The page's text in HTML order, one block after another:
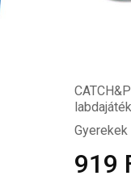
labdajáték
919